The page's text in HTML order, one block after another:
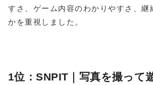
すさ、ゲーム内容のわかりやすさ、継
かを重視しました。
1位：SNPIT｜写真を撮って